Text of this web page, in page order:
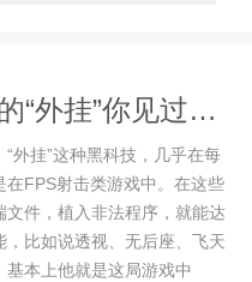
CF：100％不会被封的“外挂”你见过吗？8年老玩家几乎都用过！
外挂”这种黑科技，几乎在每
FPS射击类游戏中。在这些
件，植入非法程序，就能达
比如说透视、无后座、飞天
本上他就是这局游戏中